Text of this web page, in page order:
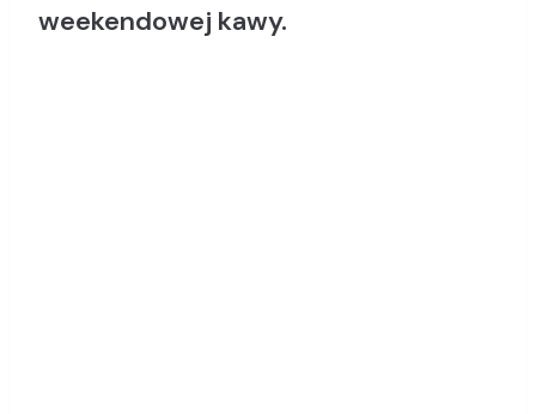
weekendowej kawy.